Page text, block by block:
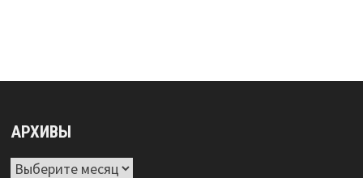
АРХИВЫ
Архивы